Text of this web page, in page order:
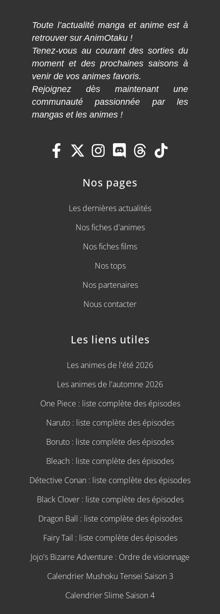
Toute l’actualité manga et anime est à
retrouver sur AnimOtaku !
Tenez-vous au courant des sorties du
moment et des prochaines saisons à
venir de vos animes favoris.
Rejoignez dès maintenant une
communauté passionnée par les
mangas et les animes !
Nos pages
Les dernières actualités
Nos fiches d'animes
Nos fiches films
Nos tops
Nos partenaires
Nous contacter
Les liens utiles
Les animes de l'été 2026
Les animes de l'automne 2026
One Piece : liste complète des épisodes
Naruto : liste complète des épisodes
Boruto : liste complète des épisodes
Bleach : liste complète des épisodes
Détective Conan : liste complète des épisodes
Black Clover : liste complète des épisodes
Dragon Ball : liste complète des épisodes
Fairy Tail : liste complète des épisodes
Jojo's Bizarre Adventure : Ordre de visionnage
Calendrier Mushoku Tensei Saison 3
Calendrier Slime Saison 4